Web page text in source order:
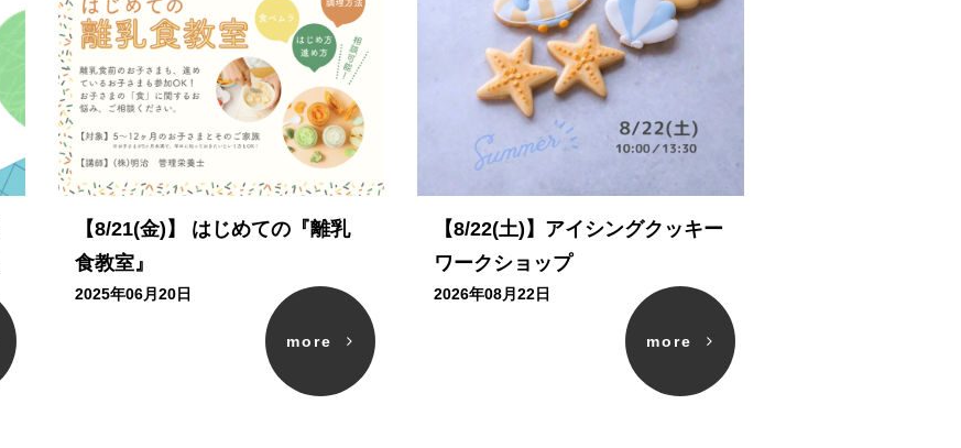
【8/21(金)】 はじめての『離乳
食教室』
2025年06月20日
more
【8/22(土)】アイシングクッキー
ワークショップ
2026年08月22日
more